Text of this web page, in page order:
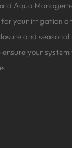
Aqua
for your irrigation
and
your